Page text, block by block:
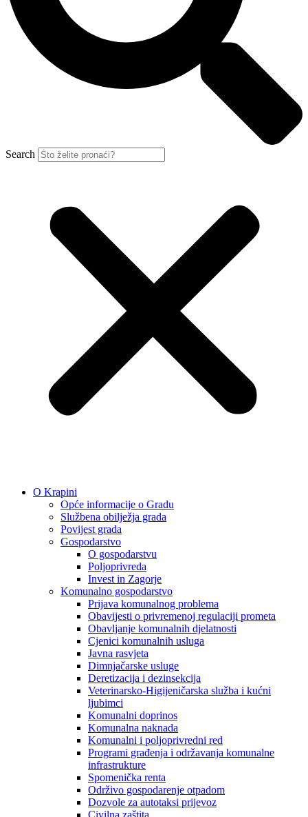
Search
O Krapini
Opće informacije o Gradu
Službena obilježja grada
Povijest grada
Gospodarstvo
O gospodarstvu
Poljoprivreda
Invest in Zagorje
Komunalno gospodarstvo
Prijava komunalnog problema
Obavijesti o privremenoj regulaciji prometa
Obavljanje komunalnih djelatnosti
Cjenici komunalnih usluga
Javna rasvjeta
Dimnjačarske usluge
Deretizacija i dezinsekcija
Veterinarsko-Higijeničarska služba i kućni
ljubimci
Komunalni doprinos
Komunalna naknada
Komunalni i poljoprivredni red
Programi građenja i održavanja komunalne
infrastrukture
Spomenička renta
Održivo gospodarenje otpadom
Dozvole za autotaksi prijevoz
Civilna zaštita